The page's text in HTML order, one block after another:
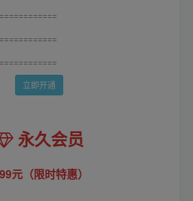
立即开通
永久会员
元（限时特惠）